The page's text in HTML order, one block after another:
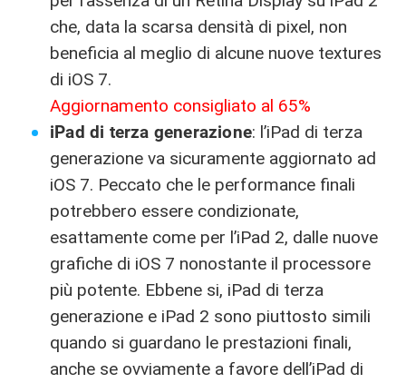
che, data la scarsa densità di pixel, non
beneficia al meglio di alcune nuove textures
di iOS 7.
Aggiornamento consigliato al 65%
iPad di terza generazione: l’iPad di terza
generazione va sicuramente aggiornato ad
iOS 7. Peccato che le performance finali
potrebbero essere condizionate,
esattamente come per l’iPad 2, dalle nuove
grafiche di iOS 7 nonostante il processore
più potente. Ebbene si, iPad di terza
generazione e iPad 2 sono piuttosto simili
quando si guardano le prestazioni finali,
anche se ovviamente a favore dell’iPad di